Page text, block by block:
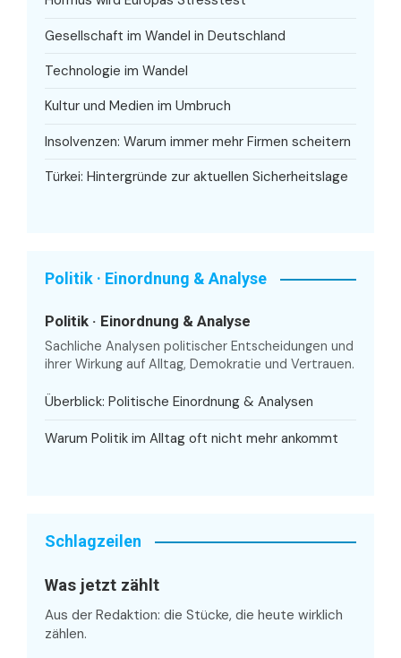
Gesellschaft im Wandel in Deutschland
Technologie im Wandel
Kultur und Medien im Umbruch
Insolvenzen: Warum immer mehr Firmen scheitern
Türkei: Hintergründe zur aktuellen Sicherheitslage
Politik · Einordnung & Analyse
Politik · Einordnung & Analyse
Sachliche Analysen politischer Entscheidungen und
ihrer Wirkung auf Alltag, Demokratie und Vertrauen.
Überblick: Politische Einordnung & Analysen
Warum Politik im Alltag oft nicht mehr ankommt
Schlagzeilen
Was jetzt zählt
Aus der Redaktion: die Stücke, die heute wirklich
zählen.